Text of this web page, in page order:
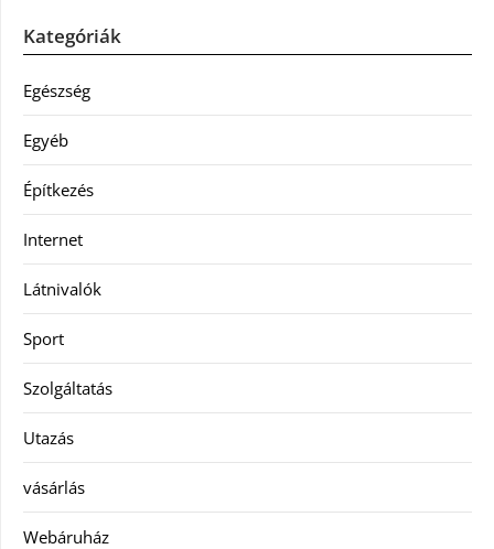
Kategóriák
Egészség
Egyéb
Építkezés
Internet
Látnivalók
Sport
Szolgáltatás
Utazás
vásárlás
Webáruház